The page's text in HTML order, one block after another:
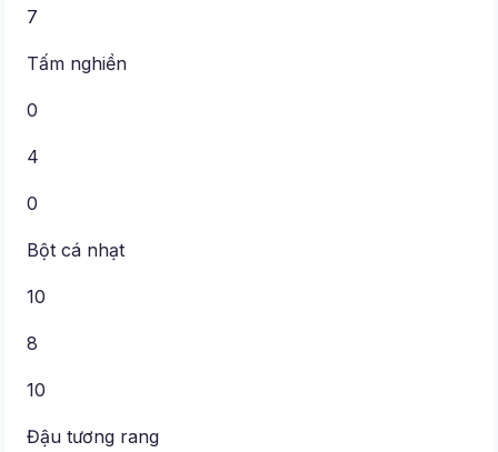
7
Tấm nghiền
0
4
0
Bột cá nhạt
10
8
10
Đậu tương rang